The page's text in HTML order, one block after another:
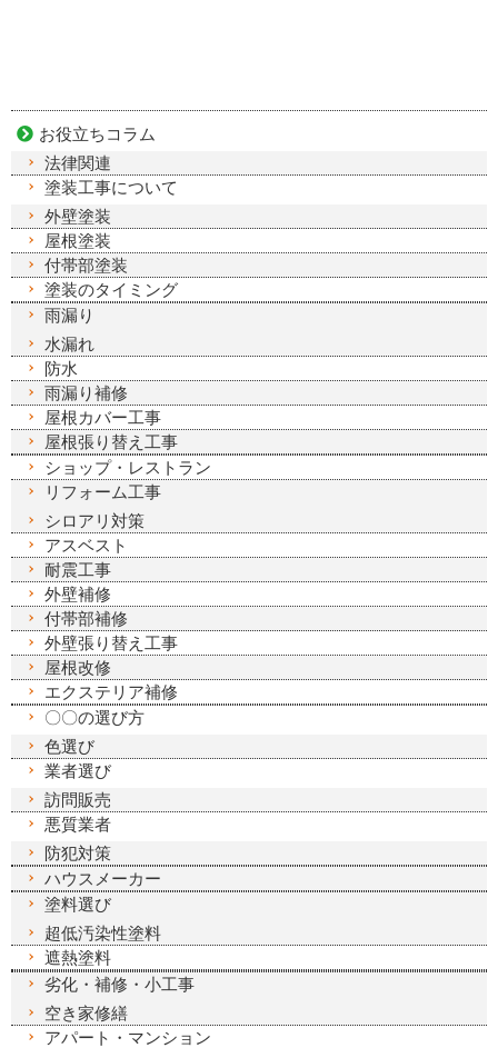
お役立ちコラム
法律関連
塗装工事について
外壁塗装
屋根塗装
付帯部塗装
塗装のタイミング
雨漏り
水漏れ
防水
雨漏り補修
屋根カバー工事
屋根張り替え工事
ショップ・レストラン
リフォーム工事
シロアリ対策
アスベスト
耐震工事
外壁補修
付帯部補修
外壁張り替え工事
屋根改修
エクステリア補修
〇〇の選び方
色選び
業者選び
訪問販売
悪質業者
防犯対策
ハウスメーカー
塗料選び
超低汚染性塗料
遮熱塗料
劣化・補修・小工事
空き家修繕
アパート・マンション